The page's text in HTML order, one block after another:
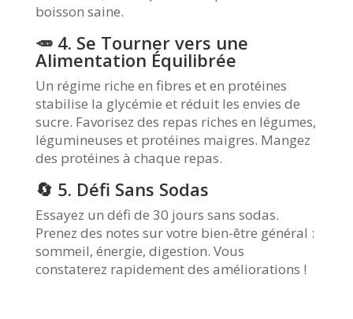
boisson saine.
🥕 4. Se Tourner vers une
Alimentation Équilibrée
Un régime riche en fibres et en protéines
stabilise la glycémie et réduit les envies de
sucre. Favorisez des repas riches en légumes,
légumineuses et protéines maigres. Mangez
des protéines à chaque repas.
🔄 5. Défi Sans Sodas
Essayez un défi de 30 jours sans sodas.
Prenez des notes sur votre bien-être général :
sommeil, énergie, digestion. Vous
constaterez rapidement des améliorations !